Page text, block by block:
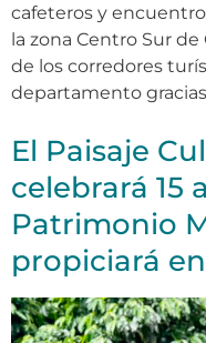
cafeteros y
la zona Centro Sur
de los corredores
departamento
El Paisaje
celebrará 15
Patrimonio
propiciará